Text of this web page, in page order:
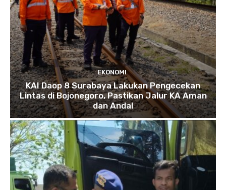
EKONOMI
KAI Daop 8 Surabaya Lakukan Pengecekan
Lintas di Bojonegoro, Pastikan Jalur KA Aman
dan Andal